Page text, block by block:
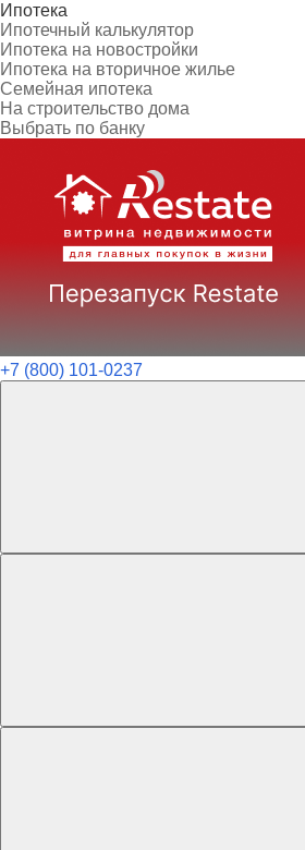
Ипотека
Ипотечный калькулятор
Ипотека на новостройки
Ипотека на вторичное жилье
Семейная ипотека
На строительство дома
Выбрать по банку
+7 (800) 101-0237